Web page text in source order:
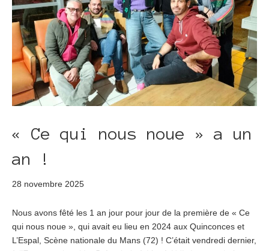
« Ce qui nous noue » a un
an !
28 novembre 2025
Nous avons fêté les 1 an jour pour jour de la première de « Ce
qui nous noue », qui avait eu lieu en 2024 aux Quinconces et
L’Espal, Scène nationale du Mans (72) ! C’était vendredi dernier,